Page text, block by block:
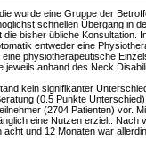
wurde eine Gruppe der
schnellen Übergang in
bisher übliche Konsultation.
entweder eine
physiotherapeutische
jeweils anhand des Neck
kein signifikanter
(0.5 Punkte
(2704 Patienten) vor.
eine Nutzen erzielt: Nach
acht und 12 Monaten war